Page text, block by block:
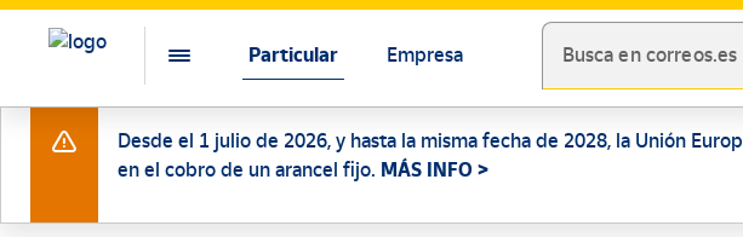
Particular Empresa Busca en correos.es
Desde el 1 julio de 2026, y hasta la misma fecha de 2028, la Unión
en el cobro de un arancel fijo. MÁS INFO >